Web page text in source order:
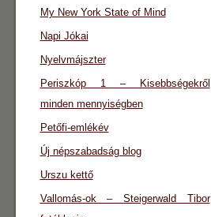
My New York State of Mind
Napi Jókai
Nyelvmájszter
Periszkóp 1 – Kisebbségekről
minden mennyiségben
Petőfi-emlékév
Új népszabadság blog
Urszu kettő
Vallomás-ok – Steigerwald Tibor